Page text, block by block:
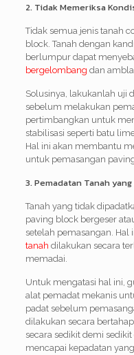
2. Tidak Memeriksa
Tidak semua jenis tanah
block. Tanah dengan
berlumpur dapat
bergelombang dan
Solusinya, lakukanlah uji
sebelum melakukan
pertimbangkan untuk
stabilisasi seperti batu
Hal ini akan membantu
untuk pemasangan
3. Pemadatan Tanah
Tanah yang tidak
paving block bergeser
setelah pemasangan. Hal
tanah dilakukan secara
memadai.
Untuk mengatasi hal ini,
alat pemadat mekanis
padat sebelum
dilakukan secara
secara sedikit demi
mencapai kepadatan